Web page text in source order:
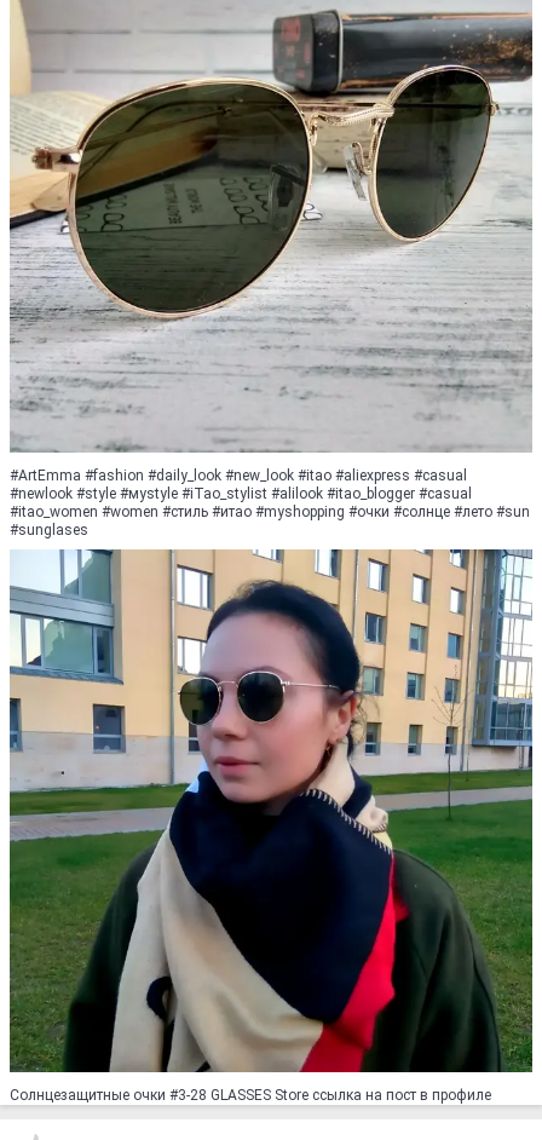
#ArtEmma #fashion #daily_look #new_look #itao #aliexpress #casual
#newlook #style #муstylе #iTao_stylist #alilook #itao_blogger #cаsuаl
#itao_women #women #стиль #итао #myshopping #очки #солнце #лето #sun
#sunglases
Солнцезащитные очки #3-28 GLASSES Store ссылка на пост в профиле